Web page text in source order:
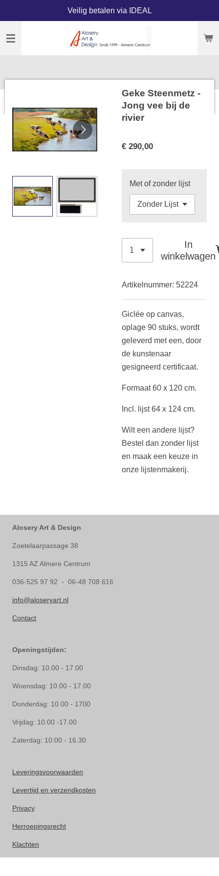
naar
Veilig betalen via IDEAL
Geke Steenmetz -
Jong vee bij de
rivier
€ 290,00
Met of zonder lijst
In
winkelwagen
Artikelnummer: 52224
Giclée op canvas,
oplage 90 stuks, wordt
geleverd met een, door
de kunstenaar
gesigneerd certificaat.
Formaat 60 x 120 cm.
Incl. lijst 64 x 124 cm.
Wilt een andere lijst?
Bestel dan zonder lijst
en maak een keuze in
onze lijstenmakerij.
Alosery Art & Design
Zoetelaarpassage 38
1315 AZ Almere Centrum
036-525 97 92 - 06-48 708 616
info@aloseryart.nl
Contact
Openingstijden:
Dinsdag: 10.00 - 17.00
Woensdag: 10.00 - 17.00
Donderdag: 10.00 - 1700
Vrijdag: 10.00 -17.00
Zaterdag: 10:00 - 16.30
Leveringsvoorwaarden
Levertijd en verzendkosten
Privacy
Herroepingsrecht
Klachten